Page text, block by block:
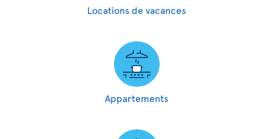
Locations de vacances
Appartements